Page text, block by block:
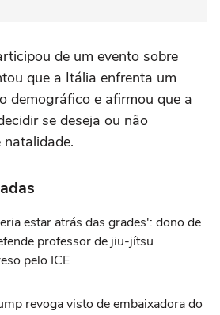
de um evento sobre
que a Itália enfrenta um
demográfico e afirmou que a
se deseja ou não
estar atrás das grades': dono de
professor de jiu-jítsu
pelo ICE
revoga visto de embaixadora do